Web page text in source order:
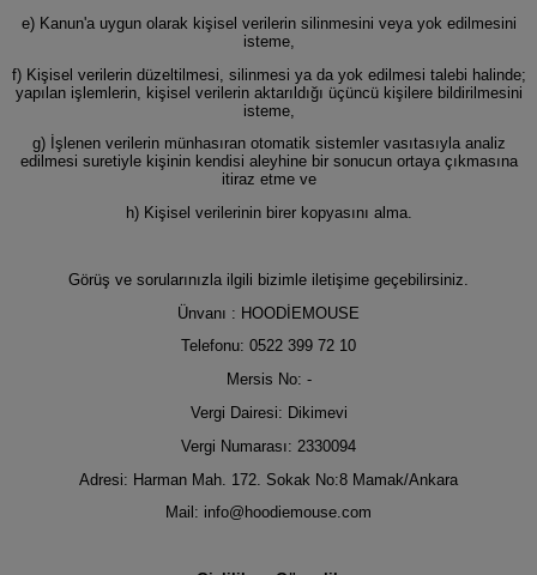
e) Kanun'a uygun olarak kişisel verilerin silinmesini veya yok edilmesini
isteme,
f) Kişisel verilerin düzeltilmesi, silinmesi ya da yok edilmesi talebi halinde;
yapılan işlemlerin, kişisel verilerin aktarıldığı üçüncü kişilere bildirilmesini
isteme,
g) İşlenen verilerin münhasıran otomatik sistemler vasıtasıyla analiz
edilmesi suretiyle kişinin kendisi aleyhine bir sonucun ortaya çıkmasına
itiraz etme ve
h) Kişisel verilerinin birer kopyasını alma.
Görüş ve sorularınızla ilgili bizimle iletişime geçebilirsiniz.
Ünvanı : HOODİEMOUSE
Telefonu: 0522 399 72 10
Mersis No: -
Vergi Dairesi: Dikimevi
Vergi Numarası: 2330094
Adresi: Harman Mah. 172. Sokak No:8 Mamak/Ankara
Mail: info@hoodiemouse.com